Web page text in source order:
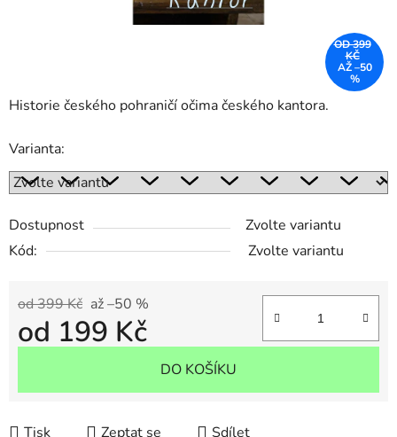
Historie českého pohraničí očima českého kantora.
Varianta:
Dostupnost
Zvolte variantu
Kód:
Zvolte variantu
od 399 Kč až –50 %
od 199 Kč
DO KOŠÍKU
Tisk Zeptat se Sdílet
OD 399
KČ
AŽ –50
%